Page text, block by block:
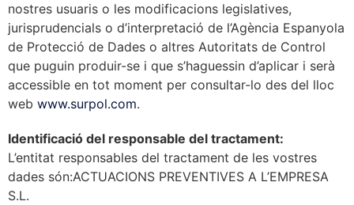
nostres usuaris o les modificacions legislatives,
jurisprudencials o d’interpretació de l’Agència Espanyola
de Protecció de Dades o altres Autoritats de Control
que puguin produir-se i que s’haguessin d’aplicar i serà
accessible en tot moment per consultar-lo des del lloc
web www.surpol.com.
Identificació del responsable del tractament:
L’entitat responsables del tractament de les vostres
dades són:ACTUACIONS PREVENTIVES A L’EMPRESA
S.L.